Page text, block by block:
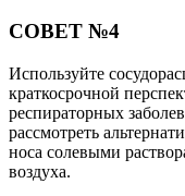
СОВЕТ №4
Используйте
краткосрочной
респираторных
рассмотреть
носа солевыми
воздуха.